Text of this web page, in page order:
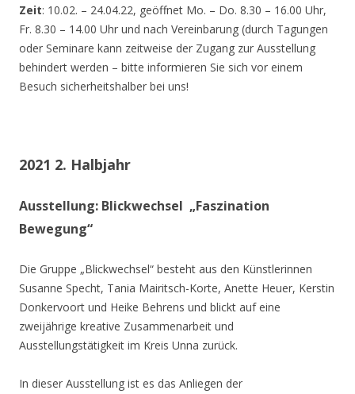
Zeit: 10.02. – 24.04.22, geöffnet Mo. – Do. 8.30 – 16.00 Uhr,
Fr. 8.30 – 14.00 Uhr und nach Vereinbarung (durch Tagungen
oder Seminare kann zeitweise der Zugang zur Ausstellung
behindert werden – bitte informieren Sie sich vor einem
Besuch sicherheitshalber bei uns!
2021 2. Halbjahr
Ausstellung: Blickwechsel „Faszination
Bewegung“
Die Gruppe „Blickwechsel“ besteht aus den Künstlerinnen
Susanne Specht, Tania Mairitsch-Korte, Anette Heuer, Kerstin
Donkervoort und Heike Behrens und blickt auf eine
zweijährige kreative Zusammenarbeit und
Ausstellungstätigkeit im Kreis Unna zurück.
In dieser Ausstellung ist es das Anliegen der